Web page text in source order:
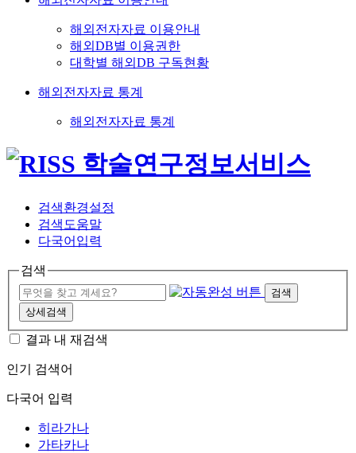
해외전자자료 이용안내
해외DB별 이용권한
대학별 해외DB 구독현황
해외전자자료 통계
해외전자자료 통계
검색환경설정
검색도움말
다국어입력
검색
검색
상세검색
결과 내 재검색
인기 검색어
다국어 입력
히라가나
가타카나